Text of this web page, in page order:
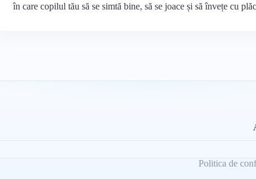
în care copilul tău să se simtă bine, să se joace și să învețe cu
Politica de